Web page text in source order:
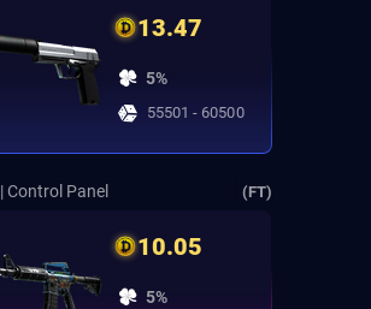
13.47
5%
55501 - 60500
| Control Panel (FT)
10.05
5%